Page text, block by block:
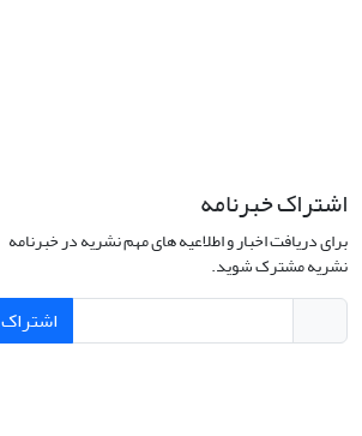
اشتراک خبرنامه
برای دریافت اخبار و اطلاعیه های مهم نشریه در خبرنامه
نشریه مشترک شوید.
اشتراک